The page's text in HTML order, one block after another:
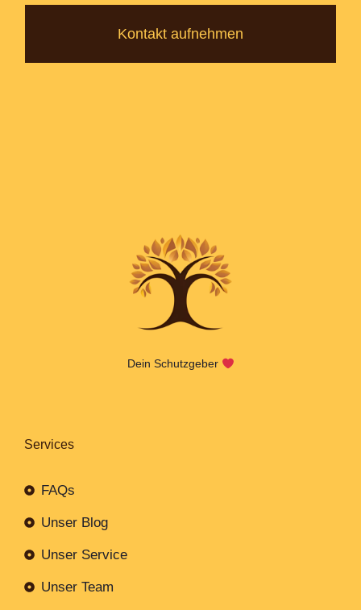
Kontakt aufnehmen
Dein Schutzgeber
Services
FAQs
Unser Blog
Unser Service
Unser Team